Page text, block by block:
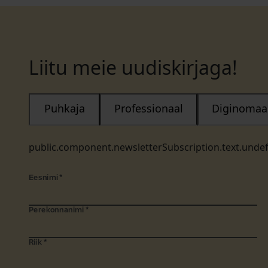
Liitu meie uudiskirjaga!
Puhkaja Professionaal
Eesnimi *
Perekonnanimi *
Riik *